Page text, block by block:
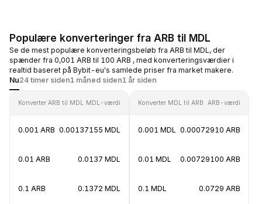
Populære konverteringer fra ARB til MDL
Se de mest populære konverteringsbeløb fra ARB til MDL, der
spænder fra 0,001 ARB til 100 ARB , med konverteringsværdier i
realtid baseret på Bybit-eu's samlede priser fra market makere.
Nu24 timer siden1 måned siden1 år siden
Konverter ARB til MDL MDL-værdi
0.001 ARB 0.00137155 MDL
0.01 ARB 0.0137 MDL
0.1 ARB 0.1372 MDL
Konverter MDL til ARB ARB-værdi
0.001 MDL 0.00072910 ARB
0.01 MDL 0.00729100 ARB
0.1 MDL 0.0729 ARB